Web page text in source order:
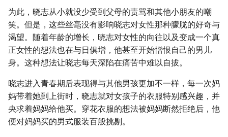
为此，晓志从小就没少受到父母的责骂和其他小朋友的嘲
笑。但是，这些丝毫没有影响晓志对女性那种朦胧的好奇与
渴望。随着年龄的增长，晓志对女性的向往以及变成一个真
正女性的想法也在与日俱增，他甚至开始憎恨自己的男儿
身。这种想法让晓志每天深陷在痛苦中难以自拔。
晓志进入青春期后表现得与其他男孩更加不一样，每一次妈
妈带着她到上街时，晓志就对女孩子的衣服特别感兴趣，并
央求着妈妈给他买。穿花衣服的想法被妈妈断然拒绝后，他
便对妈妈买的男式服装百般挑剔。